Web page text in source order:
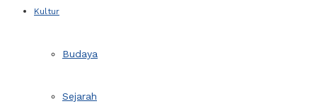
Kultur
Budaya
Sejarah